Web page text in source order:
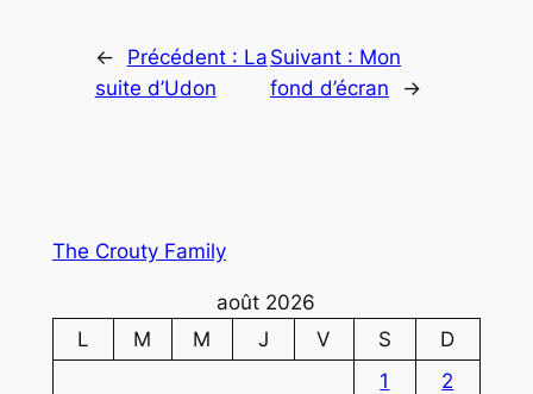
← Précédent : La
suite d’Udon
Suivant : Mon
fond d’écran
→
The Crouty Family
août 2026
L
M M J V S
D
1
2